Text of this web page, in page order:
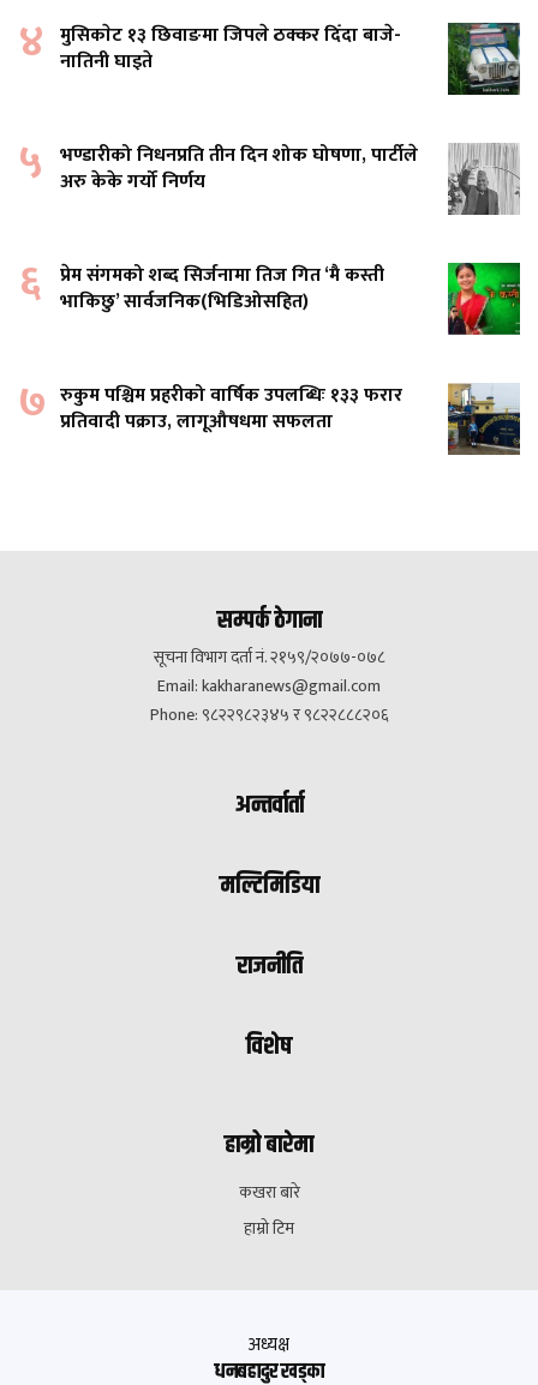
४ मुसिकाेट १३ छिवाङमा जिपले ठक्कर दिँदा बाजे-
नातिनी घाइते
५ भण्डारीको निधनप्रति तीन दिन शोक घोषणा, पार्टीले
अरु केके गर्यो निर्णय
६ प्रेम संगमको शब्द सिर्जनामा तिज गित ‘मै कस्ती
भाकिछु’ सार्वजनिक(भिडिओसहित)
७ रुकुम पश्चिम प्रहरीको वार्षिक उपलब्धिः १३३ फरार
प्रतिवादी पक्राउ, लागूऔषधमा सफलता
सम्पर्क ठेगाना
सूचना विभाग दर्ता नं. २१५९/२०७७-०७८
Email:kakharanews@gmail.com
Phone: ९८२२९८२३४५ र ९८२२८८८२०६
अन्तर्वार्ता
मल्टिमिडिया
राजनीति
विशेष
हाम्रो बारेमा
कखरा बारे
हाम्रो टिम
अध्यक्ष
धनबहादुर खड्का